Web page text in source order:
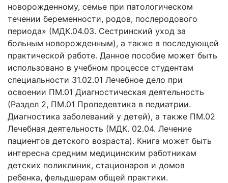
новорожденному, семье при патологическом
течении беременности, родов, послеродового
периода» (МДК.04.03. Сестринский уход за
больным новорожденным), а также в последующей
практической работе. Данное пособие может быть
использовано в учебном процессе студентам
специальности 31.02.01 Лечебное дело при
освоении ПМ.01 Диагностическая деятельность
(Раздел 2, ПМ.01 Пропедевтика в педиатрии.
Диагностика заболеваний у детей), а также ПМ.02
Лечебная деятельность (МДК. 02.04. Лечение
пациентов детского возраста). Книга может быть
интересна средним медицинским работникам
детских поликлиник, стационаров и домов
ребенка, фельдшерам общей практики.